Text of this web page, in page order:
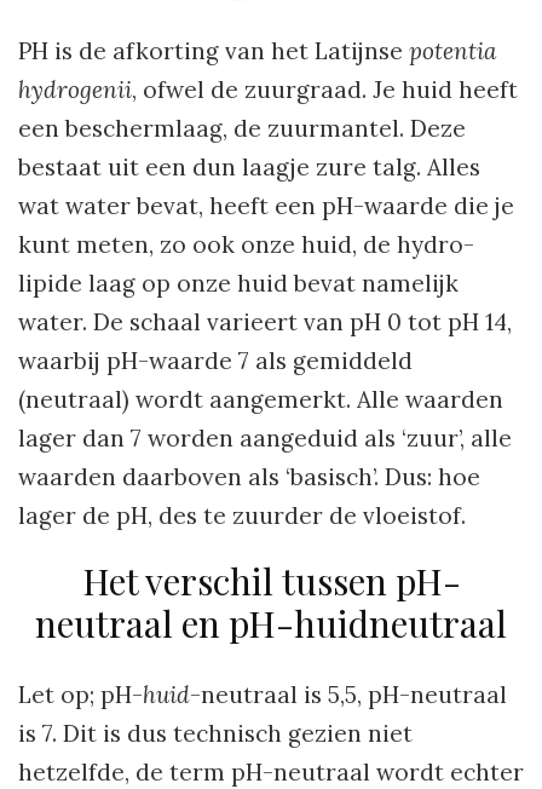
PH is de afkorting van het Latijnse potentia
hydrogenii, ofwel de zuurgraad. Je huid heeft
een beschermlaag, de zuurmantel. Deze
bestaat uit een dun laagje zure talg. Alles
wat water bevat, heeft een pH-waarde die je
kunt meten, zo ook onze huid, de hydro-
lipide laag op onze huid bevat namelijk
water. De schaal varieert van pH 0 tot pH 14,
waarbij pH-waarde 7 als gemiddeld
(neutraal) wordt aangemerkt. Alle waarden
lager dan 7 worden aangeduid als ‘zuur’, alle
waarden daarboven als ‘basisch’. Dus: hoe
lager de pH, des te zuurder de vloeistof.
Het verschil tussen pH-
neutraal en pH-huidneutraal
Let op; pH-huid-neutraal is 5,5, pH-neutraal
is 7. Dit is dus technisch gezien niet
hetzelfde, de term pH-neutraal wordt echter